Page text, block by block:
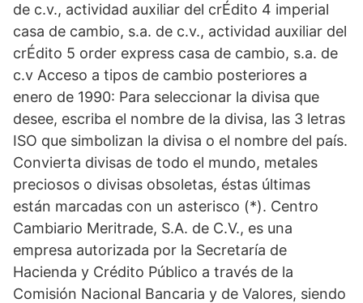
de c.v., actividad auxiliar del crÉdito 4 imperial
casa de cambio, s.a. de c.v., actividad auxiliar del
crÉdito 5 order express casa de cambio, s.a. de
c.v Acceso a tipos de cambio posteriores a
enero de 1990: Para seleccionar la divisa que
desee, escriba el nombre de la divisa, las 3 letras
ISO que simbolizan la divisa o el nombre del país.
Convierta divisas de todo el mundo, metales
preciosos o divisas obsoletas, éstas últimas
están marcadas con un asterisco (*). Centro
Cambiario Meritrade, S.A. de C.V., es una
empresa autorizada por la Secretaría de
Hacienda y Crédito Público a través de la
Comisión Nacional Bancaria y de Valores, siendo